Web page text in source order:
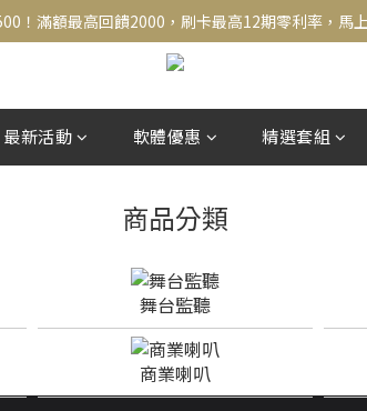
！滿額最高回饋2000，刷卡最高12期零利率，馬
！滿額最高回饋2000，刷卡最高12期零利率，馬
結帳頁選zingala銀角零卡分期，輕鬆打包
！滿額最高回饋2000，刷卡最高12期零利率，馬
最新活動 軟體優惠 精選套組
商品分類
舞台監聽
商業喇叭